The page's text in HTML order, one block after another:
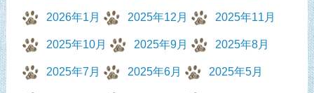
2026年1月 2025年12月 2025年11月
2025年10月 2025年9月 2025年8月
2025年7月 2025年6月 2025年5月